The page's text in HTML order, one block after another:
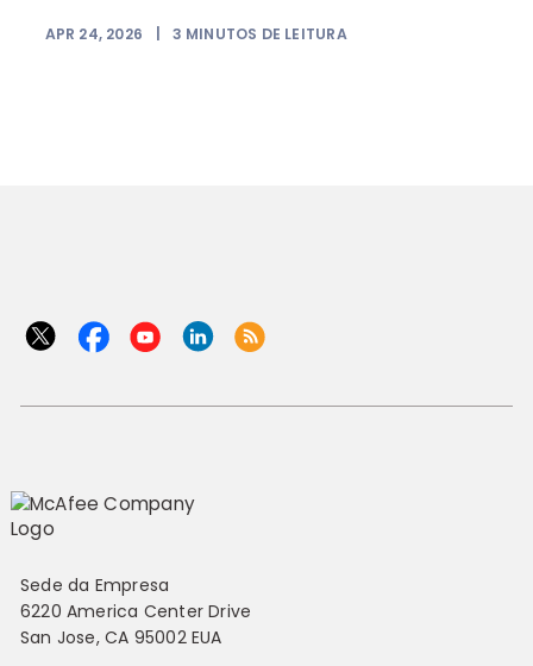
APR 24, 2026 3 MINUTOS DE LEITURA
Sede da Empresa
6220 America Center Drive
San Jose, CA 95002 EUA